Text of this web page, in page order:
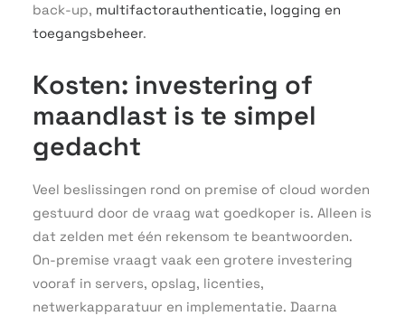
back-up, multifactorauthenticatie, logging en
toegangsbeheer.
Kosten: investering of
maandlast is te simpel
gedacht
Veel beslissingen rond on premise of cloud worden
gestuurd door de vraag wat goedkoper is. Alleen is
dat zelden met één rekensom te beantwoorden.
On-premise vraagt vaak een grotere investering
vooraf in servers, opslag, licenties,
netwerkapparatuur en implementatie. Daarna